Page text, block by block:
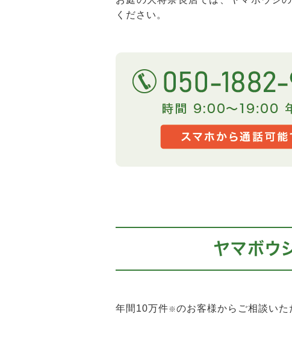
ください。
ヤマボウ
年間10万件※のお客様からご相談い